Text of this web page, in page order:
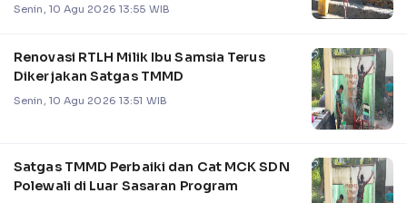
Senin, 10 Agu 2026 13:55 WIB
Renovasi RTLH Milik Ibu Samsia Terus
Dikerjakan Satgas TMMD
Senin, 10 Agu 2026 13:51 WIB
Satgas TMMD Perbaiki dan Cat MCK SDN
Polewali di Luar Sasaran Program